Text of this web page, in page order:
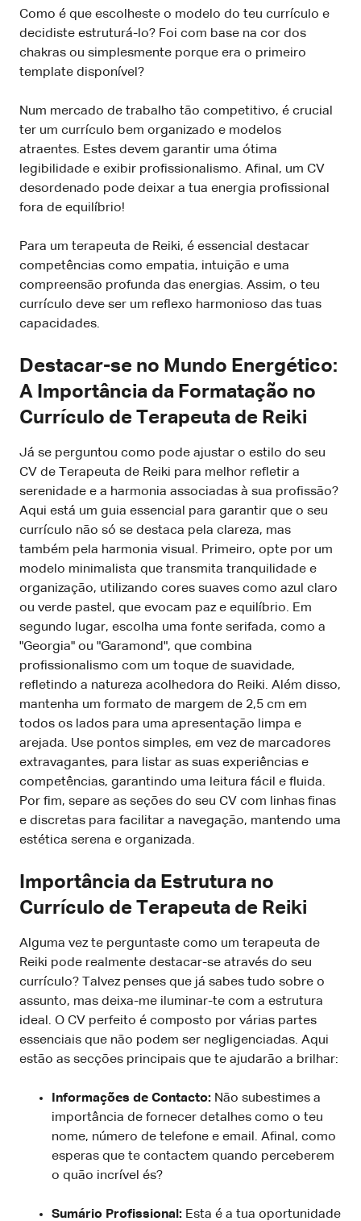
Como é que escolheste o modelo do teu currículo e
decidiste estruturá-lo? Foi com base na cor dos
chakras ou simplesmente porque era o primeiro
template disponível?
Num mercado de trabalho tão competitivo, é crucial
ter um currículo bem organizado e modelos
atraentes. Estes devem garantir uma ótima
legibilidade e exibir profissionalismo. Afinal, um CV
desordenado pode deixar a tua energia profissional
fora de equilíbrio!
Para um terapeuta de Reiki, é essencial destacar
competências como empatia, intuição e uma
compreensão profunda das energias. Assim, o teu
currículo deve ser um reflexo harmonioso das tuas
capacidades.
Destacar-se no Mundo Energético:
A Importância da Formatação no
Currículo de Terapeuta de Reiki
Já se perguntou como pode ajustar o estilo do seu
CV de Terapeuta de Reiki para melhor refletir a
serenidade e a harmonia associadas à sua profissão?
Aqui está um guia essencial para garantir que o seu
currículo não só se destaca pela clareza, mas
também pela harmonia visual. Primeiro, opte por um
modelo minimalista que transmita tranquilidade e
organização, utilizando cores suaves como azul claro
ou verde pastel, que evocam paz e equilíbrio. Em
segundo lugar, escolha uma fonte serifada, como a
"Georgia" ou "Garamond", que combina
profissionalismo com um toque de suavidade,
refletindo a natureza acolhedora do Reiki. Além disso,
mantenha um formato de margem de 2,5 cm em
todos os lados para uma apresentação limpa e
arejada. Use pontos simples, em vez de marcadores
extravagantes, para listar as suas experiências e
competências, garantindo uma leitura fácil e fluida.
Por fim, separe as seções do seu CV com linhas finas
e discretas para facilitar a navegação, mantendo uma
estética serena e organizada.
Importância da Estrutura no
Currículo de Terapeuta de Reiki
Alguma vez te perguntaste como um terapeuta de
Reiki pode realmente destacar-se através do seu
currículo? Talvez penses que já sabes tudo sobre o
assunto, mas deixa-me iluminar-te com a estrutura
ideal. O CV perfeito é composto por várias partes
essenciais que não podem ser negligenciadas. Aqui
estão as secções principais que te ajudarão a brilhar:
Informações de Contacto: Não subestimes a
importância de fornecer detalhes como o teu
nome, número de telefone e email. Afinal, como
esperas que te contactem quando perceberem
o quão incrível és?
Sumário Profissional: Esta é a tua oportunidade